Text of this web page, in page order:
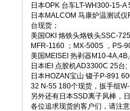
日本OPK 台车LT-WH300-15-
日本MALCOM 马康炉温测试
台现货；
美国OKI 烙铁头烙铁头SSC-
MFR-1160 ；MX-500S ，PS-
美国MEISEI 热剥器M10-
日本IEI 点胶机AD3300C 25台;
日本HOZAN宝山 镊子P-891
32 N-55 180个现货，扳手组
另外还有日本SSD离子风棒，
各位追求现货的客户们，请注